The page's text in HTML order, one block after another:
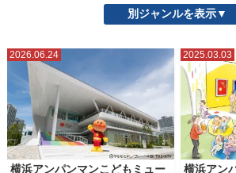
コニカミノルタプラネタリアYOKOHAMA パシフィ
北仲ブリック＆ホワイト 山下公園
帆船日本丸（日本丸メモリアルパーク） 新横浜ラ
日本郵船氷川丸 横浜・三溪園 横浜・八景島シー
横浜アンパンマンこどもミュージアム 横浜ハンマ
別ジャンルを表示▼
2026.06.24
横浜アンパンマンこどもミュー
2025.03.03
横浜アン